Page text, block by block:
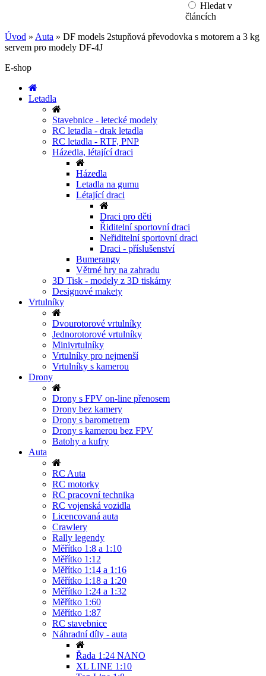
Hledat v
článcích
Úvod » Auta » DF models 2stupňová převodovka s motorem a 3 kg
servem pro modely DF-4J
E-shop
Letadla
Stavebnice - letecké modely
RC letadla - drak letadla
RC letadla - RTF, PNP
Házedla, létající draci
Házedla
Letadla na gumu
Létající draci
Draci pro děti
Řiditelní sportovní draci
Neřiditelní sportovní draci
Draci - příslušenství
Bumerangy
Větrné hry na zahradu
3D Tisk - modely z 3D tiskárny
Designové makety
Vrtulníky
Dvourotorové vrtulníky
Jednorotorové vrtulníky
Minivrtulníky
Vrtulníky pro nejmenší
Vrtulníky s kamerou
Drony
Drony s FPV on-line přenosem
Drony bez kamery
Drony s barometrem
Drony s kamerou bez FPV
Batohy a kufry
Auta
RC Auta
RC motorky
RC pracovní technika
RC vojenská vozidla
Licencovaná auta
Crawlery
Rally legendy
Měřítko 1:8 a 1:10
Měřítko 1:12
Měřítko 1:14 a 1:16
Měřítko 1:18 a 1:20
Měřítko 1:24 a 1:32
Měřítko 1:60
Měřítko 1:87
RC stavebnice
Náhradní díly - auta
Řada 1:24 NANO
XL LINE 1:10